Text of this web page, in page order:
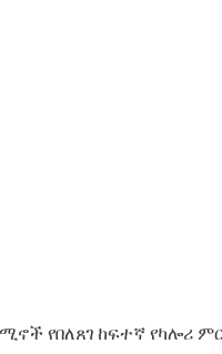
የበለጸገ ከፍተኛ የካሎሪ